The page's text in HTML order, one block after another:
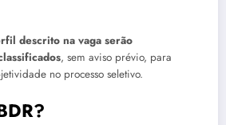
descrito na vaga serão
, sem aviso prévio, para
no processo seletivo.